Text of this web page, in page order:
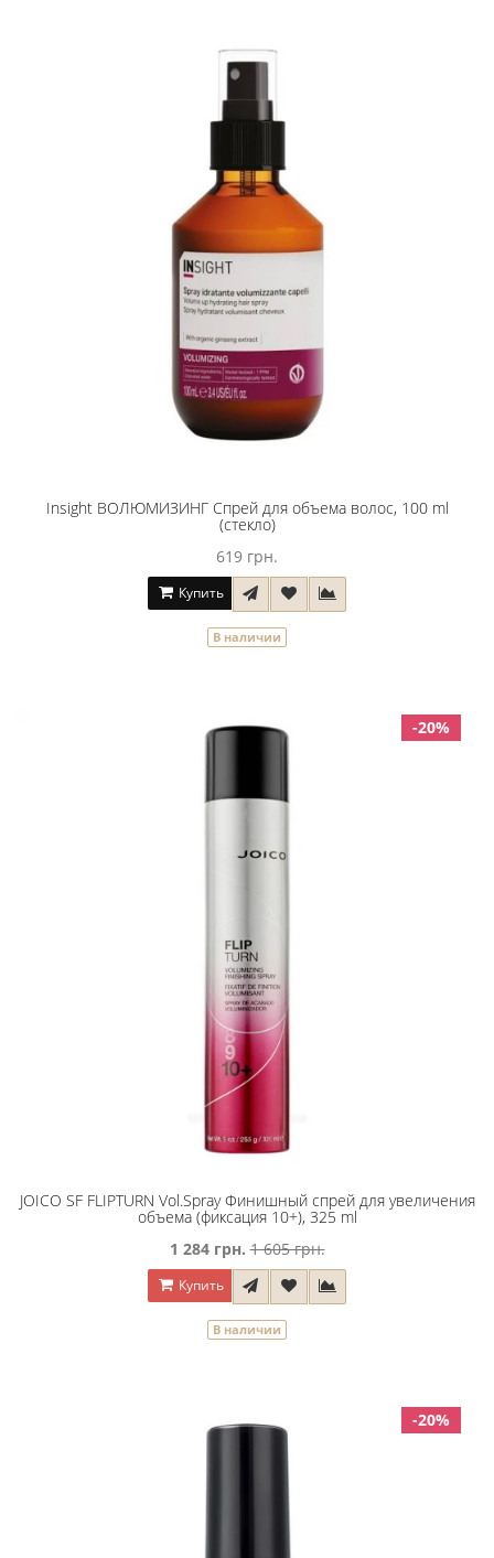
Insight ВОЛЮМИЗИНГ Спрей для объема волос, 100 ml
(стекло)
619 грн.
Купить
В наличии
-20%
JOICO SF FLIPTURN Vol.Spray Финишный спрей для увеличения
объема (фиксация 10+), 325 ml
1 284 грн. 1 605 грн.
Купить
В наличии
-20%